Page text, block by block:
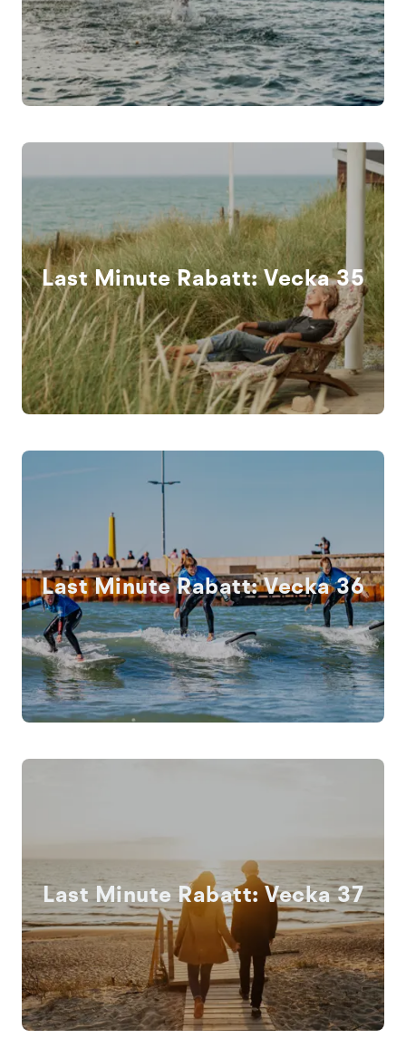
Last Minute Rabatt: Vecka 35
Last Minute Rabatt: Vecka 36
Last Minute Rabatt: Vecka 37